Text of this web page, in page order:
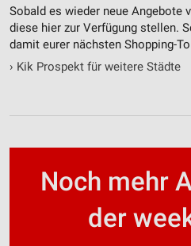
Sobald es wieder neue Angebote
diese hier zur Verfügung stellen.
damit eurer nächsten Shopping-
› Kik Prospekt für weitere Städte
Noch mehr
der